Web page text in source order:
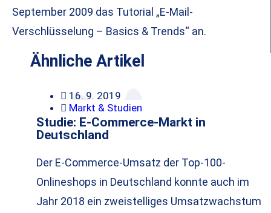
September 2009 das Tutorial „E-Mail-
Verschlüsselung – Basics & Trends“ an.
Ähnliche Artikel
16. 9. 2019
Markt & Studien
Studie: E-Commerce-Markt in
Deutschland
Der E-Commerce-Umsatz der Top-100-
Onlineshops in Deutschland konnte auch im
Jahr 2018 ein zweistelliges Umsatzwachstum